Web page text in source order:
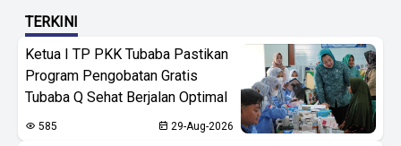
TERKINI
Ketua I TP PKK Tubaba Pastikan
Program Pengobatan Gratis
Tubaba Q Sehat Berjalan Optimal
585 29-Aug-2026